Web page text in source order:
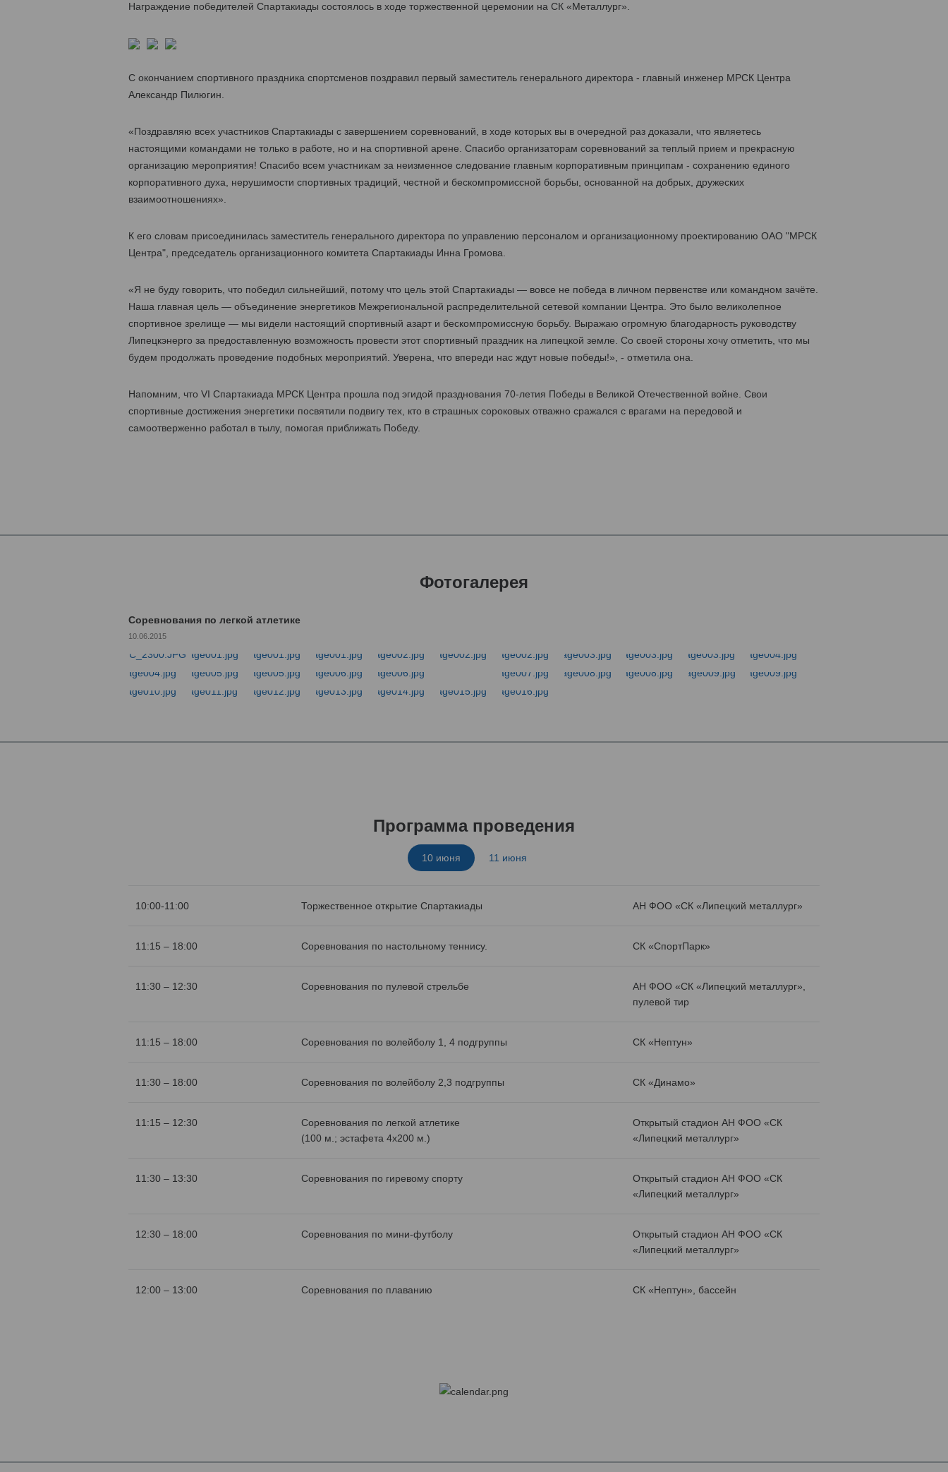
Награждение победителей Спартакиады состоялось в ходе торжественной церемонии на СК «Металлург».
С окончанием спортивного праздника спортсменов поздравил первый заместитель генерального директора - главный инженер МРСК Центра
Александр Пилюгин.
«Поздравляю всех участников Спартакиады с завершением соревнований, в ходе которых вы в очередной раз доказали, что являетесь
настоящими командами не только в работе, но и на спортивной арене. Спасибо организаторам соревнований за теплый прием и прекрасную
организацию мероприятия! Спасибо всем участникам за неизменное следование главным корпоративным принципам - сохранению единого
корпоративного духа, нерушимости спортивных традиций, честной и бескомпромиссной борьбы, основанной на добрых, дружеских
взаимоотношениях».
К его словам присоединилась заместитель генерального директора по управлению персоналом и организационному проектированию ОАО "МРСК
Центра", председатель организационного комитета Спартакиады Инна Громова.
«Я не буду говорить, что победил сильнейший, потому что цель этой Спартакиады — вовсе не победа в личном первенстве или командном зачёте.
Наша главная цель — объединение энергетиков Межрегиональной распределительной сетевой компании Центра. Это было великолепное
спортивное зрелище — мы видели настоящий спортивный азарт и бескомпромиссную борьбу. Выражаю огромную благодарность руководству
Липецкэнерго за предоставленную возможность провести этот спортивный праздник на липецкой земле. Со своей стороны хочу отметить, что мы
будем продолжать проведение подобных мероприятий. Уверена, что впереди нас ждут новые победы!», - отметила она.
Напомним, что VI Cпартакиада МРСК Центра прошла под эгидой празднования 70-летия Победы в Великой Отечественной войне. Свои
спортивные достижения энергетики посвятили подвигу тех, кто в страшных сороковых отважно сражался с врагами на передовой и
самоотверженно работал в тылу, помогая приближать Победу.
Фотогалерея
Соревнования по легкой атлетике
10.06.2015
Программа проведения
10 июня 11 июня
10:00-11:00 Торжественное открытие Спартакиады АН ФОО «СК «Липецкий металлург»
11:15 – 18:00 Соревнования по настольному теннису. СК «СпортПарк»
11:30 – 12:30 Соревнования по пулевой стрельбе
АН ФОО «СК «Липецкий металлург»,
пулевой тир
11:15 – 18:00 Соревнования по волейболу 1, 4 подгруппы СК «Нептун»
11:30 – 18:00 Соревнования по волейболу 2,3 подгруппы СК «Динамо»
11:15 – 12:30
Соревнования по легкой атлетике
(100 м.; эстафета 4х200 м.)
Открытый стадион АН ФОО «СК
«Липецкий металлург»
11:30 – 13:30 Соревнования по гиревому спорту
Открытый стадион АН ФОО «СК
«Липецкий металлург»
12:30 – 18:00 Соревнования по мини-футболу
Открытый стадион АН ФОО «СК
«Липецкий металлург»
12:00 – 13:00 Соревнования по плаванию СК «Нептун», бассейн